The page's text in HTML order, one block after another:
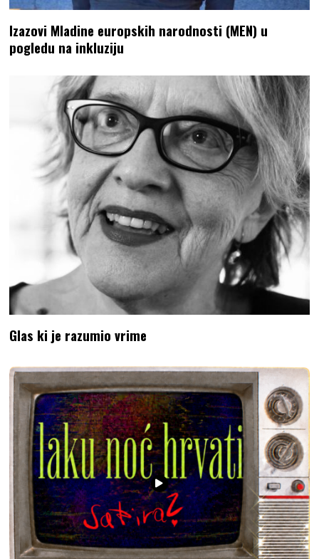
Izazovi Mladine europskih narodnosti (MEN) u
pogledu na inkluziju
Glas ki je razumio vrime